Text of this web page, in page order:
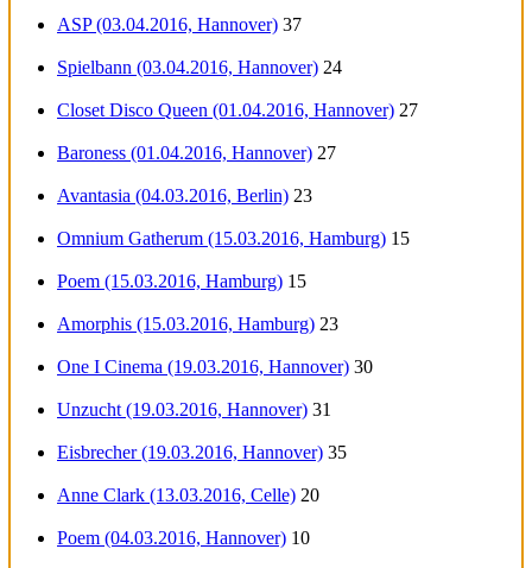
ASP (03.04.2016, Hannover) 37
Spielbann (03.04.2016, Hannover) 24
Closet Disco Queen (01.04.2016, Hannover) 27
Baroness (01.04.2016, Hannover) 27
Avantasia (04.03.2016, Berlin) 23
Omnium Gatherum (15.03.2016, Hamburg) 15
Poem (15.03.2016, Hamburg) 15
Amorphis (15.03.2016, Hamburg) 23
One I Cinema (19.03.2016, Hannover) 30
Unzucht (19.03.2016, Hannover) 31
Eisbrecher (19.03.2016, Hannover) 35
Anne Clark (13.03.2016, Celle) 20
Poem (04.03.2016, Hannover) 10